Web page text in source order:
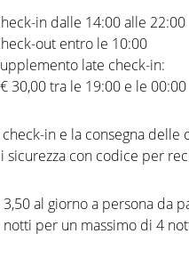
in dalle 14:00 alle 22:00
out entro le 10:00
late check-in:
30,00 tra le 19:00 e le 00:00
check-in e la consegna delle
sicurezza con codice per
3,50 al giorno a persona da
notti per un massimo di 4